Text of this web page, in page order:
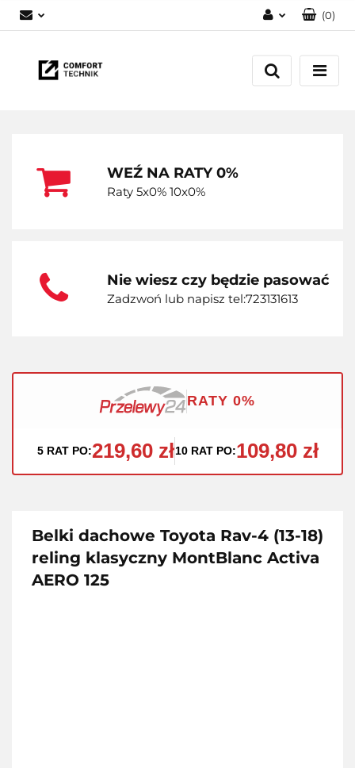
Zaloguj się
Zarejestruj się
(0)
WEŹ NA RATY 0%
Raty 5x0% 10x0%
Nie wiesz czy będzie pasować
Zadzwoń lub napisz tel:723131613
RATY 0%
5 RAT PO:219,60 zł10 RAT PO:109,80 zł
Belki dachowe Toyota Rav-4 (13-18)
reling klasyczny MontBlanc Activa
AERO 125